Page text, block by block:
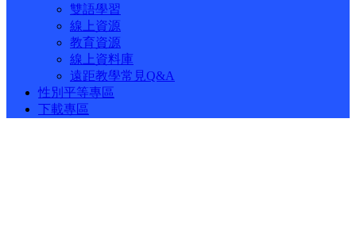
雙語學習
線上資源
教育資源
線上資料庫
遠距教學常見Q&A
性別平等專區
下載專區